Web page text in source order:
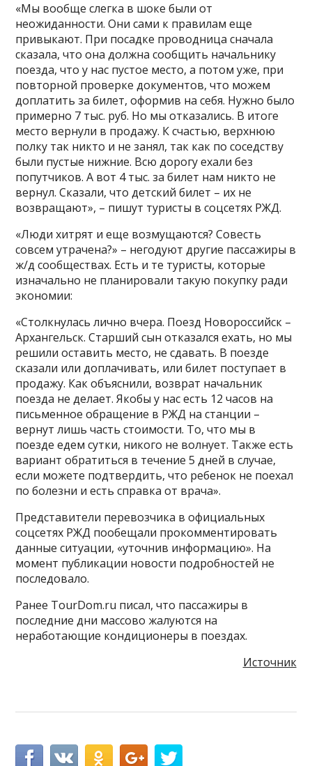
«Мы вообще слегка в шоке были от
неожиданности. Они сами к правилам еще
привыкают. При посадке проводница сначала
сказала, что она должна сообщить начальнику
поезда, что у нас пустое место, а потом уже, при
повторной проверке документов, что можем
доплатить за билет, оформив на себя. Нужно было
примерно 7 тыс. руб. Но мы отказались. В итоге
место вернули в продажу. К счастью, верхнюю
полку так никто и не занял, так как по соседству
были пустые нижние. Всю дорогу ехали без
попутчиков. А вот 4 тыс. за билет нам никто не
вернул. Сказали, что детский билет – их не
возвращают», – пишут туристы в соцсетях РЖД.
«Люди хитрят и еще возмущаются? Совесть
совсем утрачена?» – негодуют другие пассажиры в
ж/д сообществах. Есть и те туристы, которые
изначально не планировали такую покупку ради
экономии:
«Столкнулась лично вчера. Поезд Новороссийск –
Архангельск. Старший сын отказался ехать, но мы
решили оставить место, не сдавать. В поезде
сказали или доплачивать, или билет поступает в
продажу. Как объяснили, возврат начальник
поезда не делает. Якобы у нас есть 12 часов на
письменное обращение в РЖД на станции –
вернут лишь часть стоимости. То, что мы в
поезде едем сутки, никого не волнует. Также есть
вариант обратиться в течение 5 дней в случае,
если можете подтвердить, что ребенок не поехал
по болезни и есть справка от врача».
Представители перевозчика в официальных
соцсетях РЖД пообещали прокомментировать
данные ситуации, «уточнив информацию». На
момент публикации новости подробностей не
последовало.
Ранее TourDom.ru писал, что пассажиры в
последние дни массово жалуются на
неработающие кондиционеры в поездах.
Источник